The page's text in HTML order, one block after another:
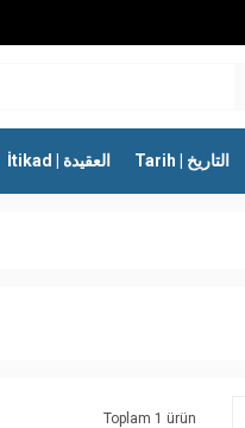
İtikad | العقيدة Tarih | التاريخ
Toplam 1 ürün